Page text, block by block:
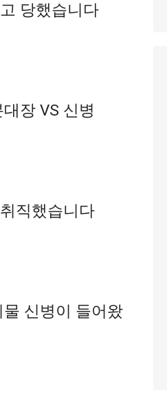
당했습니다
장 VS 신병
직했습니다
신병이 들어왔